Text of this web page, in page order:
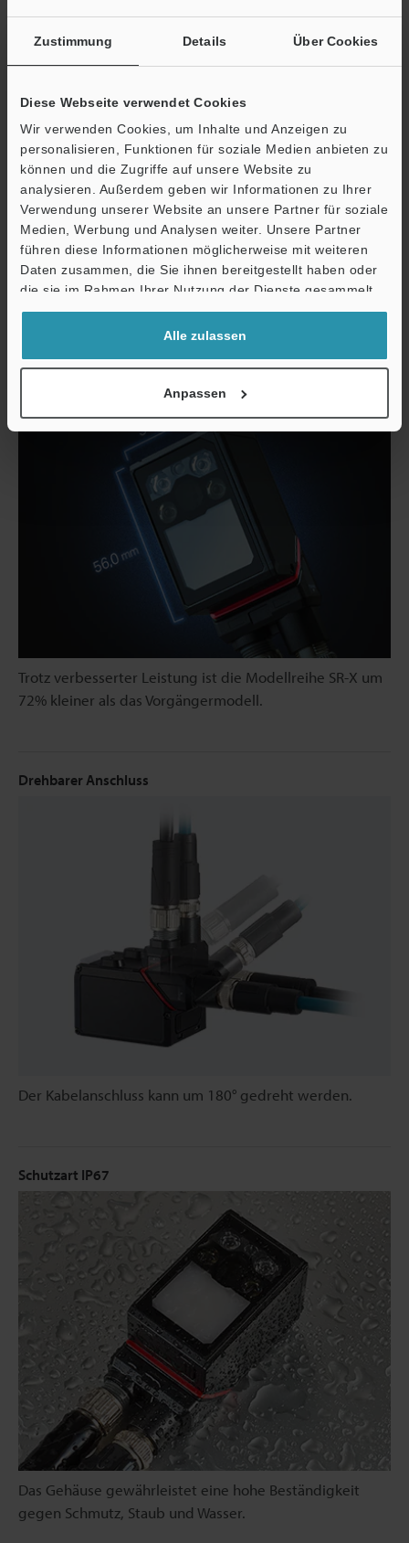
Zustimmung Details Über Cookies
Diese Webseite verwendet Cookies
Wir verwenden Cookies, um Inhalte und Anzeigen zu
personalisieren, Funktionen für soziale Medien anbieten zu
können und die Zugriffe auf unsere Website zu
analysieren. Außerdem geben wir Informationen zu Ihrer
Verwendung unserer Website an unsere Partner für soziale
Medien, Werbung und Analysen weiter. Unsere Partner
führen diese Informationen möglicherweise mit weiteren
Daten zusammen, die Sie ihnen bereitgestellt haben oder
die sie im Rahmen Ihrer Nutzung der Dienste gesammelt
haben.
Alle zulassen
Anpassen
Video
abspielen
Flexible Installationsmöglichkeiten
Auch unter anspruchsvollen Umgebungsbedingungen
bietet die Modellreihe SR-X flexible
Einsatzmöglichkeiten. Dank der geringen Maße können
die Codeleser ohne großen Aufwand integriert und
nachgerüstet werden.
Kompakt
Trotz verbesserter Leistung ist die Modellreihe SR-X um
72% kleiner als das Vorgängermodell.
Drehbarer Anschluss
Der Kabelanschluss kann um 180° gedreht werden.
Schutzart IP67
Das Gehäuse gewährleistet eine hohe Beständigkeit
gegen Schmutz, Staub und Wasser.
Support